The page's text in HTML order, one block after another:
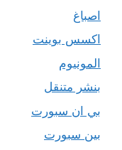
اصباغ
اكسس بوينت
المونيوم
بنشر متنقل
بي ان سبورت
بين سبورت